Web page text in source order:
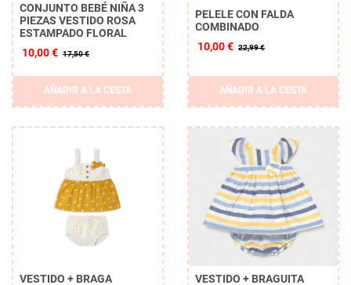
CONJUNTO BEBÉ NIÑA 3
PIEZAS VESTIDO ROSA
ESTAMPADO FLORAL
10,00 € 17,50 €
AÑADIR A LA CESTA
PELELE CON FALDA
COMBINADO
10,00 € 22,99 €
AÑADIR A LA CESTA
VESTIDO + BRAGA
VESTIDO + BRAGUITA